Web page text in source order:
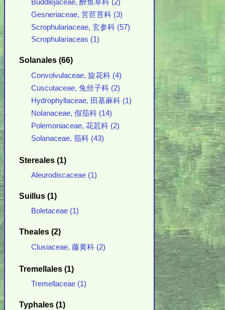
Buddlejaceae, 醉鱼草科 (2)
Gesneriaceae, 苦苣苔科 (3)
Scrophulariaceae, 玄参科 (57)
Scrophulariaceas (1)
Solanales (66)
Convolvulaceae, 旋花科 (4)
Cuscutaceae, 兔丝子科 (2)
Hydrophyllaceae, 田基麻科 (1)
Nolanaceae, 假茄科 (14)
Polemoniaceae, 花荵科 (2)
Solanaceae, 茄科 (43)
Stereales (1)
Aleurodiscaceae (1)
Suillus (1)
Boletaceae (1)
Theales (2)
Clusiaceae, 藤黄科 (2)
Tremellales (1)
Tremellaceae (1)
Typhales (1)